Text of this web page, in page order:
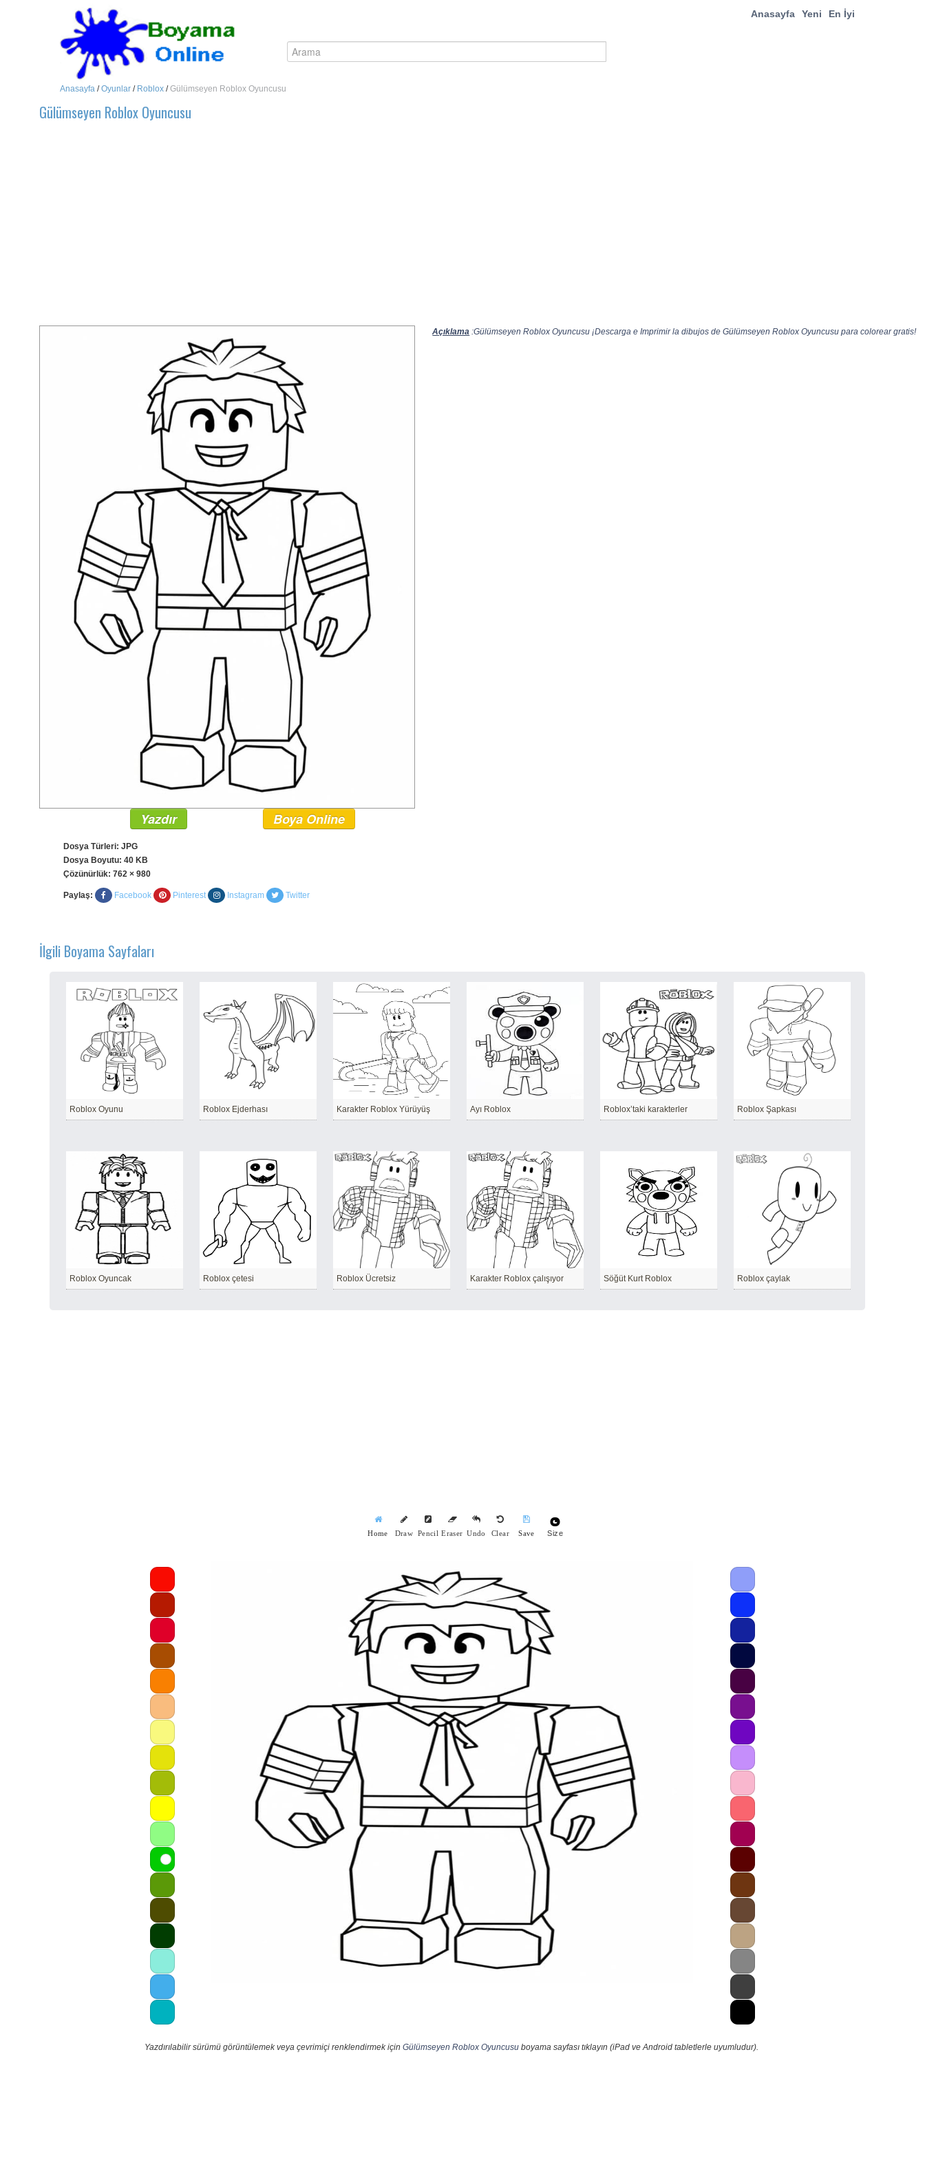
Anasayfa Yeni En İyi
Anasayfa /Oyunlar / Roblox /Gülümseyen Roblox Oyuncusu
Gülümseyen Roblox Oyuncusu
Açıklama :Gülümseyen Roblox Oyuncusu ¡Descarga e Imprimir la dibujos de Gülümseyen Roblox Oyuncusu para colorear gratis!
Yazdır Boya Online
Dosya Türleri: JPG
Dosya Boyutu: 40 KB
Çözünürlük: 762 × 980
Paylaş: Facebook Pinterest Instagram Twitter
İlgili Boyama Sayfaları
Roblox Oyunu Roblox Ejderhası Karakter Roblox Yürüyüş Ayı Roblox Roblox’taki karakterler Roblox Şapkası
Roblox Oyuncak Roblox çetesi Roblox Ücretsiz Karakter Roblox çalışıyor Söğüt Kurt Roblox Roblox çaylak
Home Draw Pencil Eraser Undo Clear Save Size
Yazdırılabilir sürümü görüntülemek veya çevrimiçi renklendirmek için Gülümseyen Roblox Oyuncusuboyama sayfası tıklayın (iPad ve Android tabletlerle uyumludur).